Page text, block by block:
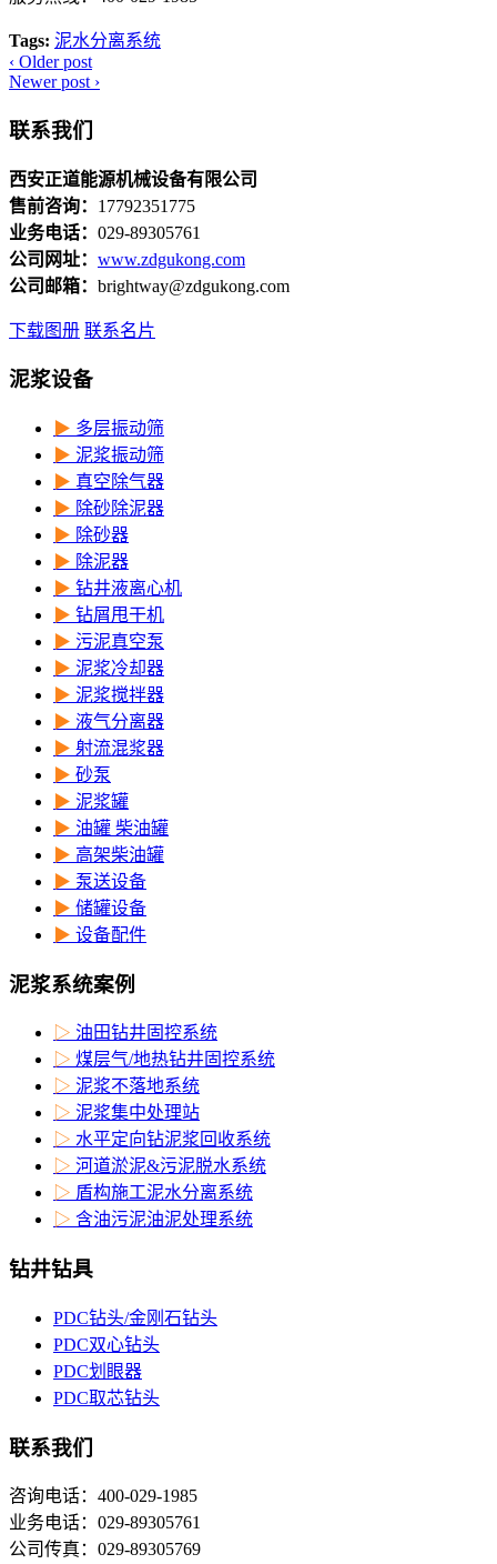
Tags: 泥水分离系统
‹ Older post
Newer post ›
联系我们
西安正道能源机械设备有限公司
售前咨询： 17792351775
业务电话： 029-89305761
公司网址： www.zdgukong.com
公司邮箱： brightway@zdgukong.com
下载图册 联系名片
泥浆设备
▶ 多层振动筛
▶ 泥浆振动筛
▶ 真空除气器
▶ 除砂除泥器
▶ 除砂器
▶ 除泥器
▶ 钻井液离心机
▶ 钻屑甩干机
▶ 污泥真空泵
▶ 泥浆冷却器
▶ 泥浆搅拌器
▶ 液气分离器
▶ 射流混浆器
▶ 砂泵
▶ 泥浆罐
▶ 油罐 柴油罐
▶ 高架柴油罐
▶ 泵送设备
▶ 储罐设备
▶ 设备配件
泥浆系统案例
▷ 油田钻井固控系统
▷ 煤层气/地热钻井固控系统
▷ 泥浆不落地系统
▷ 泥浆集中处理站
▷ 水平定向钻泥浆回收系统
▷ 河道淤泥&污泥脱水系统
▷ 盾构施工泥水分离系统
▷ 含油污泥油泥处理系统
钻井钻具
PDC钻头/金刚石钻头
PDC双心钻头
PDC划眼器
PDC取芯钻头
联系我们
咨询电话：400-029-1985
业务电话：029-89305761
公司传真：029-89305769